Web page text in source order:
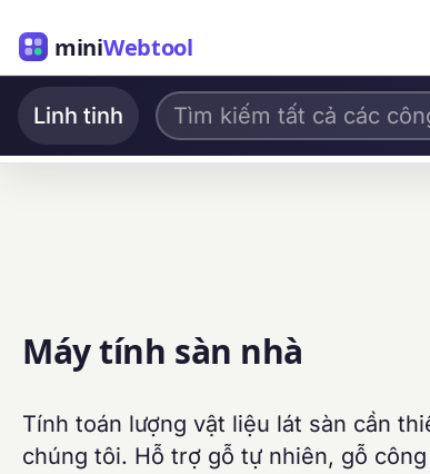
miniWebtool
Linh tinh
Máy tính sàn nhà
Tính toán lượng vật liệu lát sàn cần
chúng tôi. Hỗ trợ gỗ tự nhiên, gỗ